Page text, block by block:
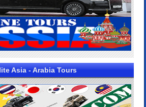
Asia - Arabia Tours